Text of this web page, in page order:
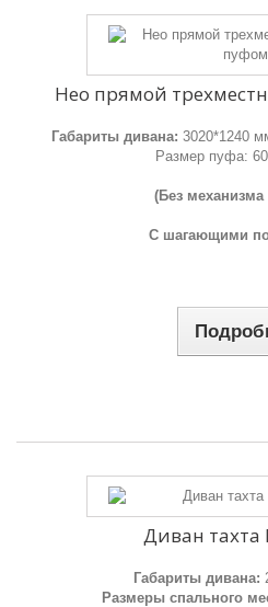
Нео прямой
Габариты дивана: 3020*1240
Размер пуфа:
(Без механизма
С шагающими
Диван
Габариты дивана:
Размеры спального